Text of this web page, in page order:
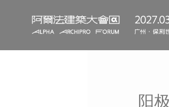
阳